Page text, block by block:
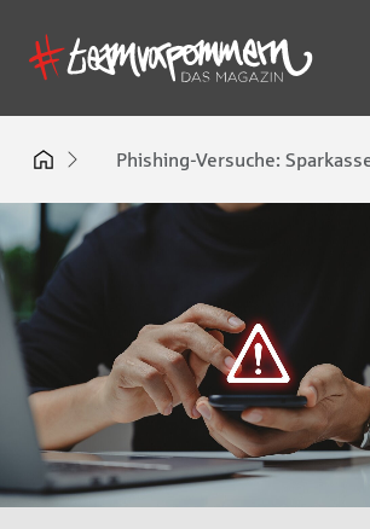
Phishing-Versuche: